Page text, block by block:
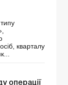
кварталу
операції